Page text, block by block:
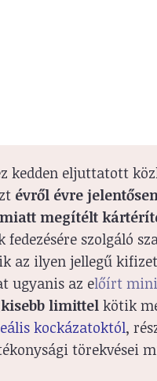
kedden eljuttatott
évről évre
megítélt
fedezésére szolgáló
az ilyen jellegű
ugyanis az előírt
limittel kötik
kockázatoktól,
törekvései